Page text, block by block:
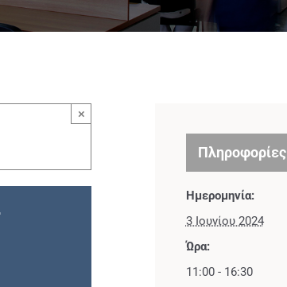
×
Πληροφορίες
Ημερομηνία:
3 Ιουνίου 2024
Ώρα:
11:00 - 16:30